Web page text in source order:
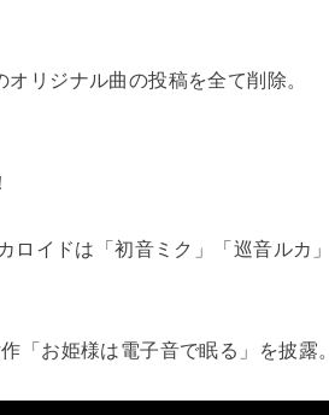
リジナル曲の投稿を全て削除。
ロイドは「初音ミク 」「巡音ルカ 」
「お姫様は電子音で眠る」を披露。